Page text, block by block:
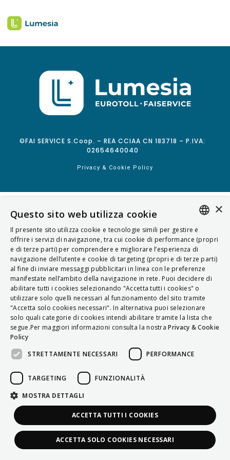
©FAI SERVICE S.Coop. – REA CCIAA CN 183718 – P.IVA:
02654640040
Privacy & Cookie Policy
ITALIAN
ENGLISH
FRENCH
HUNGARIAN
DEUTSCH
POLSKI
PORTUGUÊS
×
Questo sito web utilizza cookie
Il presente sito utilizza cookie e tecnologie simili per gestire e
offrire i servizi di navigazione, tra cui cookie di performance (propri
e di terze parti) per comprendere e migliorare l’esperienza di
navigazione dell’utente e cookie di targeting (propri e di terze parti)
al fine di inviare messaggi pubblicitari in linea con le preferenze
manifestate nell’ambito della navigazione in rete. Puoi decidere di
abilitare tutti i cookies selezionando "Accetta tutti i cookies" o
utilizzare solo quelli necessari al funzionamento del sito tramite
"Accetta solo cookies necessari". In alternativa puoi selezionare
solo quali categorie di cookies intendi abilitare tramite la lista che
segue.Per maggiori informazioni consulta la nostra Privacy & Cookie
Policy
STRETTAMENTE NECESSARI
PERFORMANCE
TARGETING FUNZIONALITÀ
MOSTRA DETTAGLI
ACCETTA TUTTI I COOKIES
ACCETTA SOLO COOKIES NECESSARI